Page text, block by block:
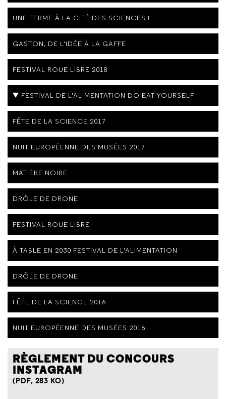
UNE FERME À LA CITÉ DES SCIENCES !
GASTON, DE L'IDÉE À LA GAFFE
FESTIVAL ROUE LIBRE 2018
FESTIVAL DE L'ALIMENTATION DO EAT YOURSELF
FÊTE DE LA SCIENCE 2017
NUIT EUROPÉENNE DES MUSÉES 2017
MATIÈRE NOIRE
DRÔLE DE DRONE
FESTIVAL ROUE LIBRE
À TABLE EN 2030 FESTIVAL DE L'ALIMENTATION
DRÔLE DE DRONE
FÊTE DE LA SCIENCE 2016
NUIT EUROPÉENNE DES MUSÉES 2016
RÈGLEMENT DU CONCOURS
INSTAGRAM
(PDF, 283 KO)